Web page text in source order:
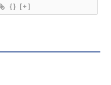
{} [+]